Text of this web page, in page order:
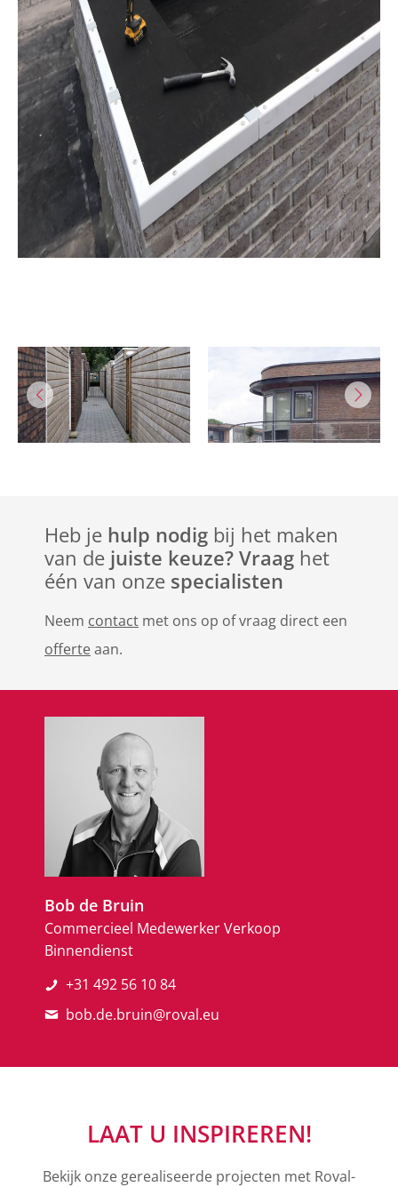
Heb je hulp nodig bij het maken
van de juiste keuze? Vraag het
één van onze specialisten
Neem contact met ons op of vraag direct een
offerteaan.
Bob de Bruin
Commercieel Medewerker Verkoop
Binnendienst
+31 492 56 10 84
bob.de.bruin@roval.eu
LAAT U INSPIREREN!
Bekijk onze gerealiseerde projecten met Roval-